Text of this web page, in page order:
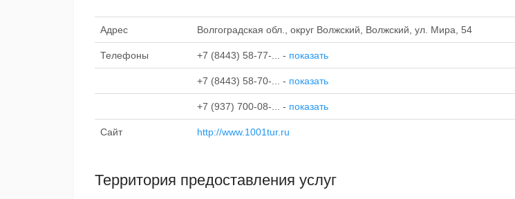
Адрес Волгоградская обл., округ Волжский, Волжский, ул. Мира, 54
Телефоны +7 (8443) 58-77-... - показать
+7 (8443) 58-70-... - показать
+7 (937) 700-08-... - показать
Сайт http://www.1001tur.ru
Территория предоставления услуг